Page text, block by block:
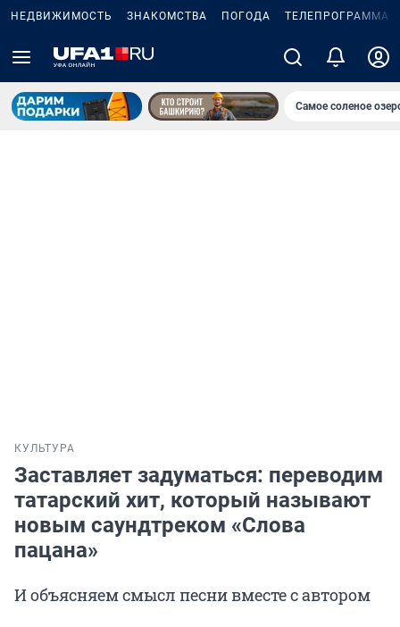
НЕДВИЖИМОСТЬ ЗНАКОМСТВА ПОГОДА ТЕЛЕПРОГРАММА
Самое соленое
КУЛЬТУРА
Заставляет задуматься: переводим
татарский хит, который называют
новым саундтреком «Слова
пацана»
И объясняем смысл песни вместе с автором